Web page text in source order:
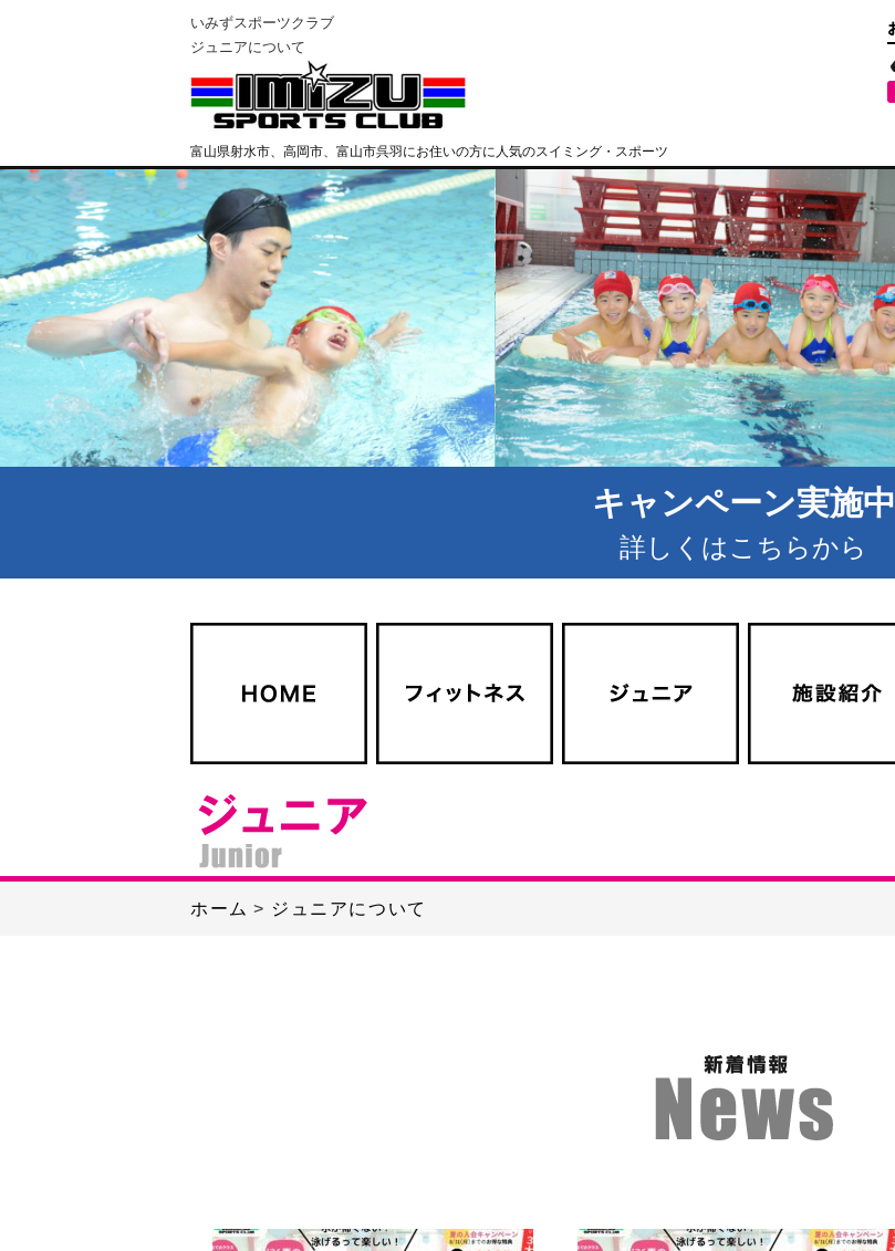
いみずスポーツクラブ
ジュニアについて
富山県射水市、高岡市、富山市呉羽にお住いの方に人気のスイミング・スポーツ
クラブ
キャンペーン実施中
詳しくはこちらから
ホーム ジュニアについて